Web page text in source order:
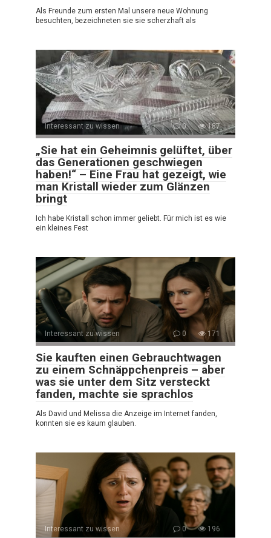
Als Freunde zum ersten Mal unsere neue Wohnung
besuchten, bezeichneten sie sie scherzhaft als
Interessant zu wissen 0 187
„Sie hat ein Geheimnis gelüftet, über
das Generationen geschwiegen
haben!“ – Eine Frau hat gezeigt, wie
man Kristall wieder zum Glänzen
bringt
Ich habe Kristall schon immer geliebt. Für mich ist es wie
ein kleines Fest
Interessant zu wissen 0 171
Sie kauften einen Gebrauchtwagen
zu einem Schnäppchenpreis – aber
was sie unter dem Sitz versteckt
fanden, machte sie sprachlos
Als David und Melissa die Anzeige im Internet fanden,
konnten sie es kaum glauben.
Interessant zu wissen 0 196